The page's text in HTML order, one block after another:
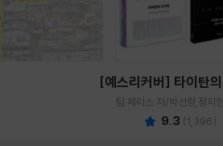
[예스리커버] 타이탄
팀 페리스 저/박선령,정지
9.3 (1,396)